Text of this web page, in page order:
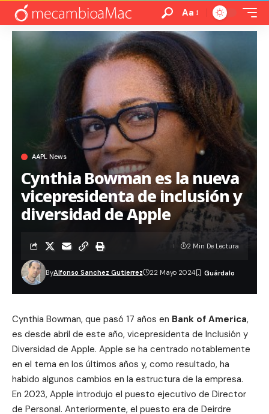
Aa
AAPL News
Cynthia Bowman es la nueva
vicepresidenta de inclusión y
diversidad de Apple
ByAlfonso Sanchez Gutierrez 22 Mayo 2024
2 Min De Lectura
Cynthia Bowman, que pasó 17 años en Bank of America,
es desde abril de este año, vicepresidenta de Inclusión y
Diversidad de Apple. Apple se ha centrado notablemente
en el tema en los últimos años y, como resultado, ha
habido algunos cambios en la estructura de la empresa.
En 2023, Apple introdujo el puesto ejecutivo de Director
de Personal. Anteriormente, el puesto era de Deirdre